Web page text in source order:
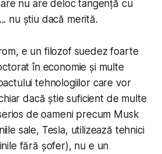
nu are deloc tangență cu
nu știu dacă merită.
e un filozof suedez foarte
în economie și multe
tehnologiilor care vor
dacă știe suficient de multe
de oameni precum Musk
sale, Tesla, utilizează tehnici
fără șofer), nu e un